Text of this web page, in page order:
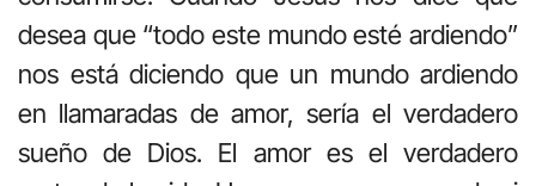
desea que “todo este mundo esté ardiendo”
nos está diciendo que un mundo ardiendo
en llamaradas de amor, sería el verdadero
sueño de Dios. El amor es el verdadero